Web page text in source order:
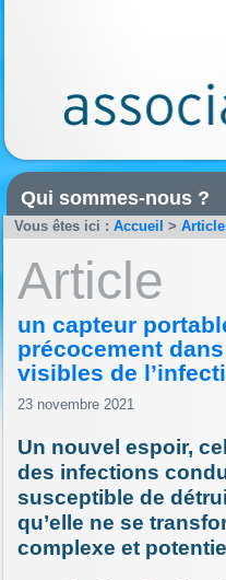
Qui sommes-nous ?
Vous êtes ici : Accueil >
Article
un capteur
précocement
visibles de
23 novembre 2021
Un nouvel espoir,
des infections
susceptible de
qu’elle ne se
complexe et